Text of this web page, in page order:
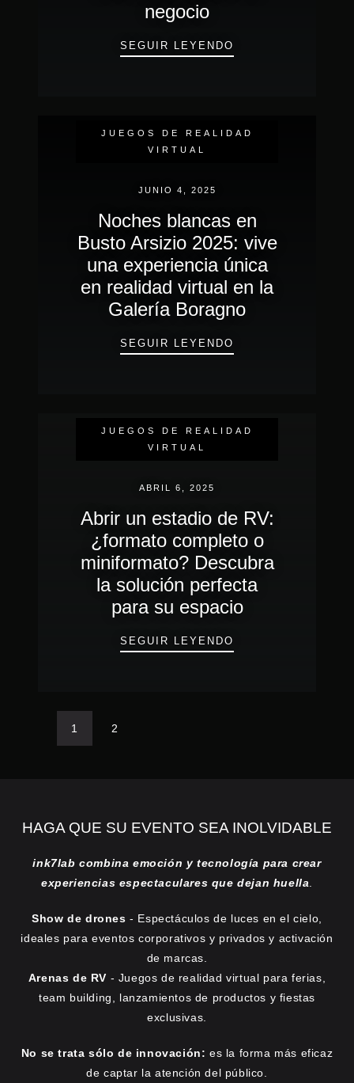
negocio
SEGUIR LEYENDO
JUEGOS DE REALIDAD
VIRTUAL
JUNIO 4, 2025
Noches blancas en
Busto Arsizio 2025: vive
una experiencia única
en realidad virtual en la
Galería Boragno
SEGUIR LEYENDO
JUEGOS DE REALIDAD
VIRTUAL
ABRIL 6, 2025
Abrir un estadio de RV:
¿formato completo o
miniformato? Descubra
la solución perfecta
para su espacio
SEGUIR LEYENDO
1 2
HAGA QUE SU EVENTO SEA INOLVIDABLE
ink7lab combina emoción y tecnología para crear
experiencias espectaculares que dejan huella
Show de drones- Espectáculos de luces en el cielo,
ideales para eventos corporativos y privados y activación
de marcas.
Arenas de RV - Juegos de realidad virtual para ferias,
team building, lanzamientos de productos y fiestas
exclusivas.
No se trata sólo de innovación: es la forma más eficaz
de captar la atención del público.